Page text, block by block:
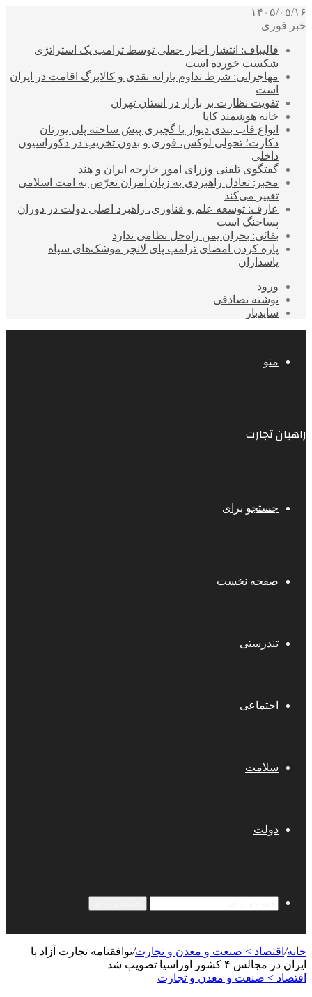
۱۴۰۵/۰۵/۱۶
خبر فوری
قالیباف: انتشار اخبار جعلی توسط ترامپ یک استراتژی
شکست خورده است
مهاجرانی: شرط تداوم یارانه نقدی و کالابرگ اقامت در ایران
است
تقویت نظارت بر بازار در استان تهران
خانه هوشمند کایا
انواع قاب بندی دیوار با گچبری پیش ساخته پلی یورتان
دکارت؛ تحولی لوکس، فوری و بدون تخریب در دکوراسیون
داخلی
گفتگوی تلفنی وزرای امور خارجه ایران و هند
مخبر: تعادل راهبردی به زیان آمران تعرّض به امت اسلامی
تغییر می‌کند
عارف: توسعه علم و فناوری، راهبرد اصلی دولت در دوران
پساجنگ است
بقائی: بحران یمن راه‌حل نظامی ندارد
پاره کردن امضای ترامپ پای لانچر موشک‌های سپاه
پاسداران
ورود
نوشته تصادفی
سایدبار
منو
راهیان تجارت
جستجو برای
صفحه نخست
تندرستی
اجتماعی
سلامت
دولت
خانه/ اقتصاد > صنعت و معدن و تجارت/توافقنامه تجارت آزاد با
ایران در مجالس ۴ کشور اوراسیا تصویب شد
اقتصاد > صنعت و معدن و تجارت